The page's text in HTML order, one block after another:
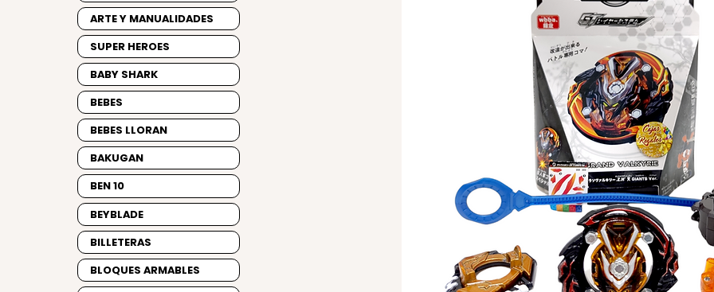
ARTE Y MANUALIDADES
SUPER HEROES
BABY SHARK
BEBES
BEBES LLORAN
BAKUGAN
BEN 10
BEYBLADE
BILLETERAS
BLOQUES ARMABLES